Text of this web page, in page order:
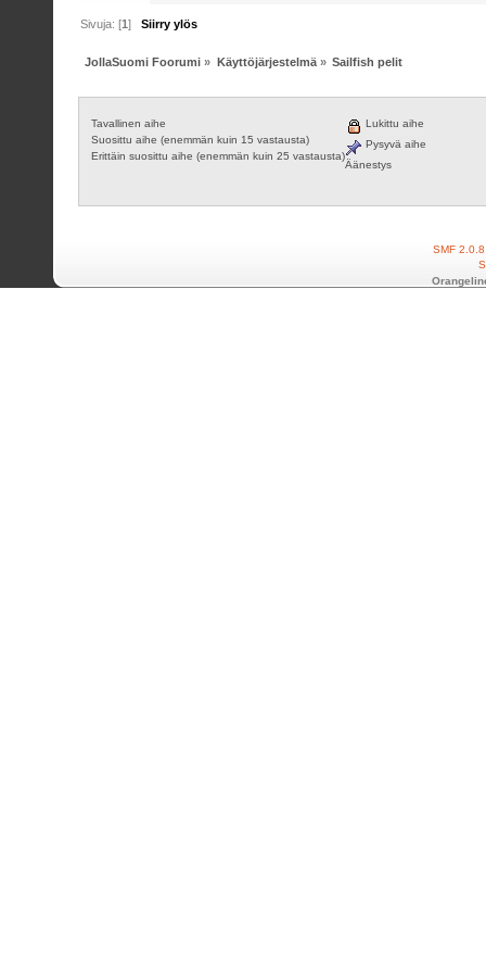
Sivuja: [1]Siirry ylös
JollaSuomi Foorumi » Käyttöjärjestelmä» Sailfish pelit
Tavallinen aihe
Suosittu aihe (enemmän kuin 15 vastausta)
Erittäin suosittu aihe (enemmän kuin 25 vastausta)
Lukittu aihe
Pysyvä aihe
Äänestys
SMF 2.0.8